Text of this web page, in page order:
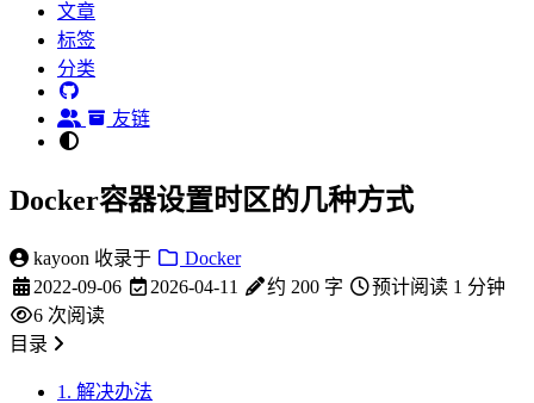
文章
标签
分类
友链
Docker容器设置时区的几种方式
kayoon 收录于
Docker
2022-09-06
2026-04-11 约 200 字
预计阅读 1 分钟
6 次阅读
目录
1. 解决办法